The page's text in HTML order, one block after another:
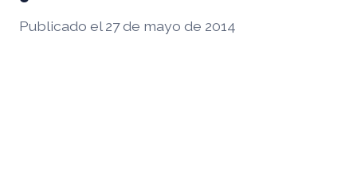
Publicado el 27 de mayo de 2014